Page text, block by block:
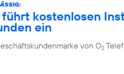
führt kostenlosen
ein
von O2